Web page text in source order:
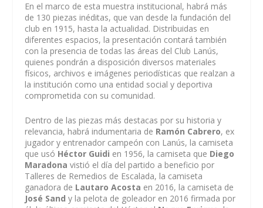
En el marco de esta muestra institucional, habrá más
de 130 piezas inéditas, que van desde la fundación del
club en 1915, hasta la actualidad. Distribuidas en
diferentes espacios, la presentación contará también
con la presencia de todas las áreas del Club Lanús,
quienes pondrán a disposición diversos materiales
físicos, archivos e imágenes periodísticas que realzan a
la institución como una entidad social y deportiva
comprometida con su comunidad.
Dentro de las piezas más destacas por su historia y
relevancia, habrá indumentaria de Ramón Cabrero, ex
jugador y entrenador campeón con Lanús, la camiseta
que usó Héctor Guidi en 1956, la camiseta que Diego
Maradonavistió el día del partido a beneficio por
Talleres de Remedios de Escalada, la camiseta
ganadora de Lautaro Acosta en 2016, la camiseta de
José Sand y la pelota de goleador en 2016 firmada por